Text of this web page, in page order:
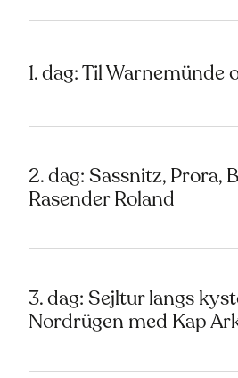
1. dag: Til Warnemünde
2. dag: Sassnitz, Prora,
Rasender Roland
3. dag: Sejltur langs
Nordrügen med Kap